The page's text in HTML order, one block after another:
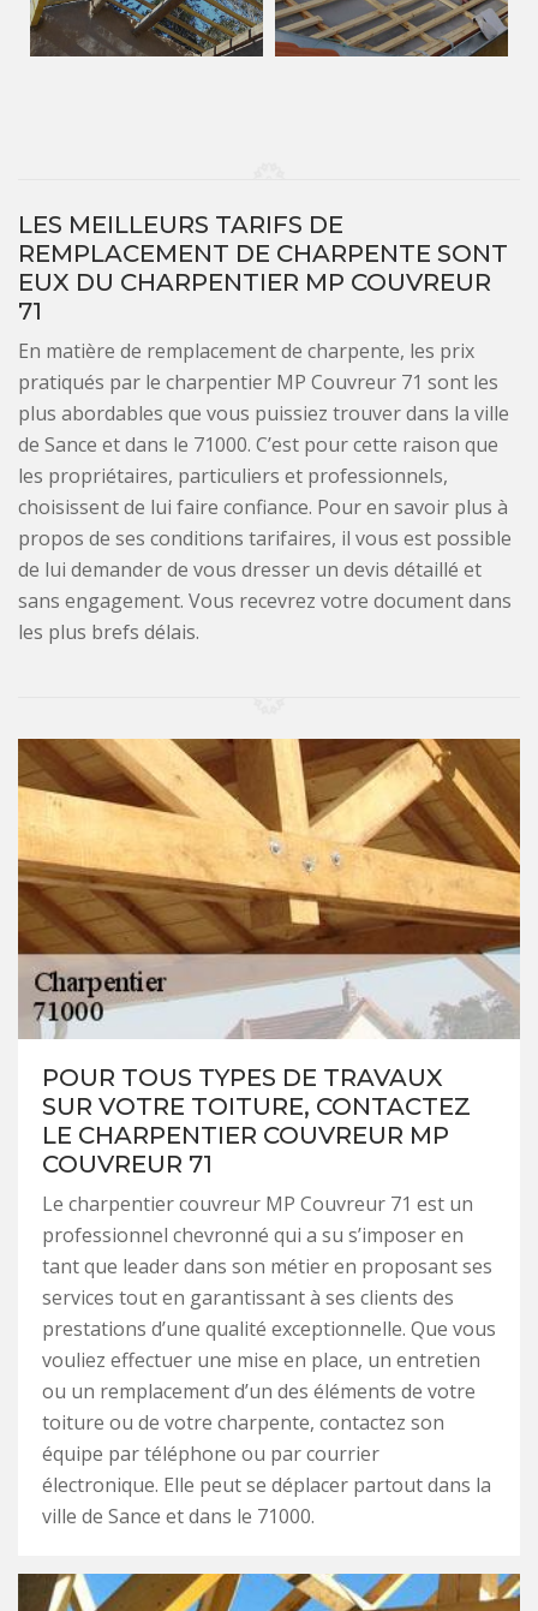
LES MEILLEURS TARIFS DE
REMPLACEMENT DE CHARPENTE SONT
EUX DU CHARPENTIER MP COUVREUR
71
En matière de remplacement de charpente, les prix
pratiqués par le charpentier MP Couvreur 71 sont les
plus abordables que vous puissiez trouver dans la ville
de Sance et dans le 71000. C’est pour cette raison que
les propriétaires, particuliers et professionnels,
choisissent de lui faire confiance. Pour en savoir plus à
propos de ses conditions tarifaires, il vous est possible
de lui demander de vous dresser un devis détaillé et
sans engagement. Vous recevrez votre document dans
les plus brefs délais.
POUR TOUS TYPES DE TRAVAUX
SUR VOTRE TOITURE, CONTACTEZ
LE CHARPENTIER COUVREUR MP
COUVREUR 71
Le charpentier couvreur MP Couvreur 71 est un
professionnel chevronné qui a su s’imposer en
tant que leader dans son métier en proposant ses
services tout en garantissant à ses clients des
prestations d’une qualité exceptionnelle. Que vous
vouliez effectuer une mise en place, un entretien
ou un remplacement d’un des éléments de votre
toiture ou de votre charpente, contactez son
équipe par téléphone ou par courrier
électronique. Elle peut se déplacer partout dans la
ville de Sance et dans le 71000.